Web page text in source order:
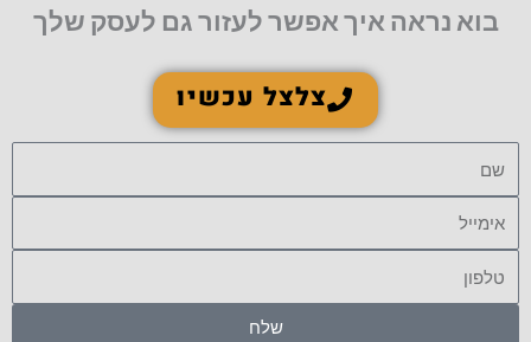
בוא נראה איך אפשר לעזור גם לעסק שלך
צלצל עכשיו
טלפון
שלח